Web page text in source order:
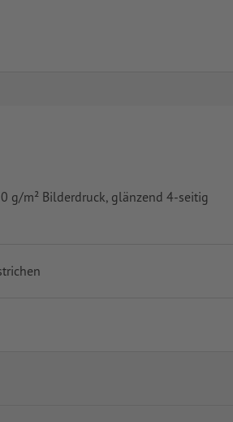
g/m² Bilderdruck, glänzend 4-seitig